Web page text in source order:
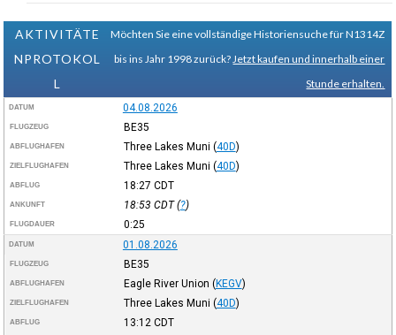
AKTIVITÄTE
NPROTOKOL
L
Möchten Sie eine vollständige Historiensuche für N1314Z
bis ins Jahr 1998 zurück?Jetzt kaufen und innerhalb einer
Stunde erhalten.
DATUM 04.08.2026
FLUGZEUG BE35
ABFLUGHAFEN Three Lakes Muni (40D)
ZIELFLUGHAFEN Three Lakes Muni (40D)
ABFLUG 18:27 CDT
ANKUNFT 18:53 CDT(?)
FLUGDAUER 0:25
DATUM 01.08.2026
FLUGZEUG BE35
ABFLUGHAFEN Eagle River Union (KEGV)
ZIELFLUGHAFEN Three Lakes Muni (40D)
ABFLUG 13:12 CDT